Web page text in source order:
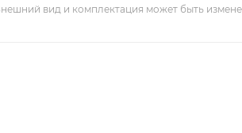
вид и комплектация может быть